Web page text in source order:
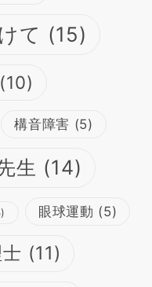
て (15)
(10)
構音障害 (5)
生 (14)
眼球運動 (5)
(11)